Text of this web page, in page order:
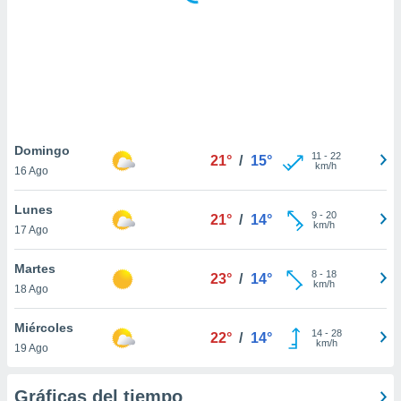
similares
como
sitio
de
traten tus
en
interés
su
Domingo
16 Ago
21° / 15° 11 - 22
km/h
Lunes
17 Ago
21° / 14° 9- 20
km/h
Martes
18 Ago
23° / 14° 8- 18
km/h
Miércoles
19 Ago
22° / 14° 14- 28
km/h
Gráficas del tiempo